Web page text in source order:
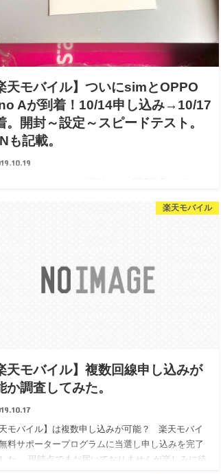
天モバイル】ついにsimとOPPO
Aが到着！10/14申し込み→10/17
。開封～設定～スピードテスト。
も記載。
グラム」ですが、以下記事にてご紹介した通り10月
楽天モバイル
天モバイル】複数回線申し込みが
か調査してみた。
天モバイル】は複数申し込みが可能？ 楽天モバイ
料サポータープログラムに当選し申し込みを完了
た。 現時点でまだ届いておりませんが楽しみに待